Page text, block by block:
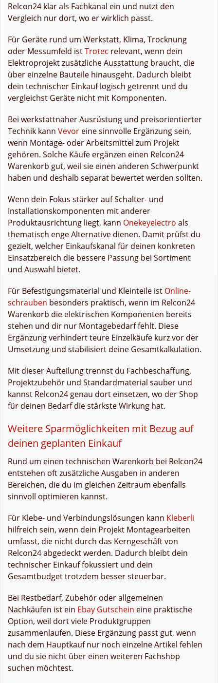
Relcon24 klar als Fachkanal ein und nutzt den
Vergleich nur dort, wo er wirklich passt.
Für Geräte rund um Werkstatt, Klima, Trocknung
oder Messumfeld istTrotec relevant, wenn dein
Elektroprojekt zusätzliche Ausstattung braucht, die
über einzelne Bauteile hinausgeht. Dadurch bleibt
dein technischer Einkauf logisch getrennt und du
vergleichst Geräte nicht mit Komponenten.
Bei werkstattnaher Ausrüstung und preisorientierter
Technik kann Vevor eine sinnvolle Ergänzung sein,
wenn Montage- oder Arbeitsmittel zum Projekt
gehören. Solche Käufe ergänzen einen Relcon24
Warenkorb gut, weil sie einen anderen Schwerpunkt
haben und deshalb separat bewertet werden sollten.
Wenn dein Fokus stärker auf Schalter- und
Installationskomponenten mit anderer
Produktausrichtung liegt, kann Onekeyelectro als
thematisch enge Alternative dienen. Damit prüfst du
gezielt, welcher Einkaufskanal für deinen konkreten
Einsatzbereich die bessere Passung bei Sortiment
und Auswahl bietet.
Für Befestigungsmaterial und Kleinteile ist Online-
schrauben besonders praktisch, wenn im Relcon24
Warenkorb die elektrischen Komponenten bereits
stehen und dir nur Montagebedarf fehlt. Diese
Ergänzung verhindert teure Einzelkäufe kurz vor der
Umsetzung und stabilisiert deine Gesamtkalkulation.
Mit dieser Aufteilung trennst du Fachbeschaffung,
Projektzubehör und Standardmaterial sauber und
kannst Relcon24 genau dort einsetzen, wo der Shop
für deinen Bedarf die stärkste Wirkung hat.
Weitere Sparmöglichkeiten mit Bezug auf
deinen geplanten Einkauf
Rund um einen technischen Warenkorb bei Relcon24
entstehen oft zusätzliche Ausgaben in anderen
Bereichen, die du im gleichen Zeitraum ebenfalls
sinnvoll optimieren kannst.
Für Klebe- und Verbindungslösungen kann Kleberli
hilfreich sein, wenn dein Projekt Montagearbeiten
umfasst, die nicht durch das Kerngeschäft von
Relcon24 abgedeckt werden. Dadurch bleibt dein
technischer Einkauf fokussiert und dein
Gesamtbudget trotzdem besser steuerbar.
Bei Restbedarf, Zubehör oder allgemeinen
Nachkäufen ist ein Ebay Gutschein eine praktische
Option, weil dort viele Produktgruppen
zusammenlaufen. Diese Ergänzung passt gut, wenn
nach dem Hauptkauf nur noch einzelne Artikel fehlen
und du sie nicht über einen weiteren Fachshop
suchen möchtest.